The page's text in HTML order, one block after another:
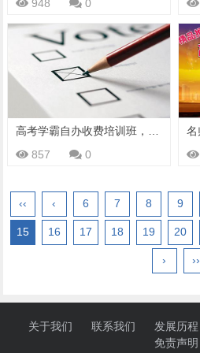
948 0
857
0
‹‹ ‹ 6 7 8 9
15 16 17 18 19 20
› ››
关于我们 联系我们 发展历程
免责声明